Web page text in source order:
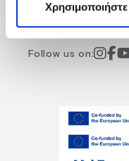
Follow us on: